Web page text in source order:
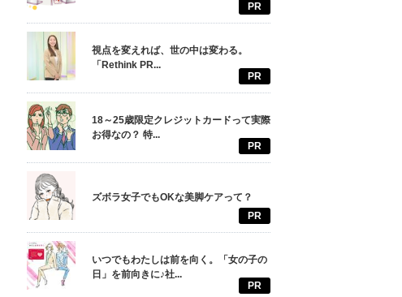
PR
視点を変えれば、世の中は変わる。
「Rethink PR...
PR
18～25歳限定クレジットカードって実際
お得なの？ 特...
PR
ズボラ女子でもOKな美脚ケアって？
PR
いつでもわたしは前を向く。「女の子の
日」を前向きに♪社...
PR